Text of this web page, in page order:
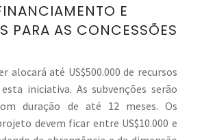
E
PARA AS CONCESSÕES
alocará até US$500.000 de recursos
iniciativa. As subvenções serão
duração de até 12 meses. Os
devem ficar entre US$10.000 e